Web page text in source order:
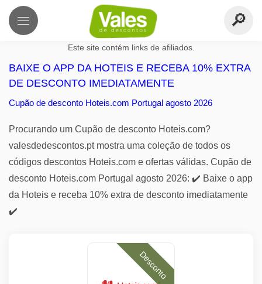
Este site contém links de afiliados.
BAIXE O APP DA HOTEIS E RECEBA 10% EXTRA
DE DESCONTO IMEDIATAMENTE
Cupão de desconto Hoteis.com Portugal agosto 2026
Procurando um Cupão de desconto Hoteis.com?
valesdedescontos.pt mostra uma coleção de todos os
códigos descontos Hoteis.com e ofertas válidas. Cupão de
desconto Hoteis.com Portugal agosto 2026: ✔️ Baixe o app
da Hoteis e receba 10% extra de desconto imediatamente
✔️
Desconto